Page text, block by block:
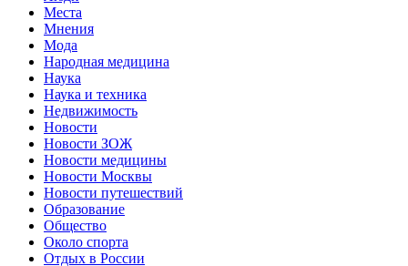
Места
Мнения
Мода
Народная медицина
Наука
Наука и техника
Недвижимость
Новости
Новости ЗОЖ
Новости медицины
Новости Москвы
Новости путешествий
Образование
Общество
Около спорта
Отдых в России